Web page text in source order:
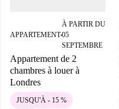
APPARTEMENT■
À PARTIR DU
05
SEPTEMBRE
Appartement de 2
chambres à louer à
Londres
JUSQU'À - 15 %